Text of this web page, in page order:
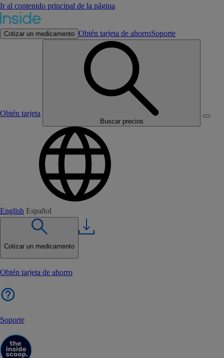
Ir al contenido principal de la página
Cotizar un medicamento Obtén tarjeta de ahorroSoporte
Obtén tarjeta
Buscar precios
English Español
Cotizar un medicamento
Obtén tarjeta de ahorro
Soporte